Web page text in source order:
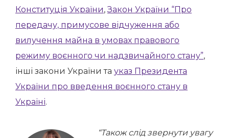
Конституція України,Закон України “Про
передачу, примусове відчуження або
вилучення майна в умовах правового
режиму воєнного чи надзвичайного стану”,
інші закони України та указ Президента
України про введення воєнного стану в
Україні.
“Також слід звернути увагу